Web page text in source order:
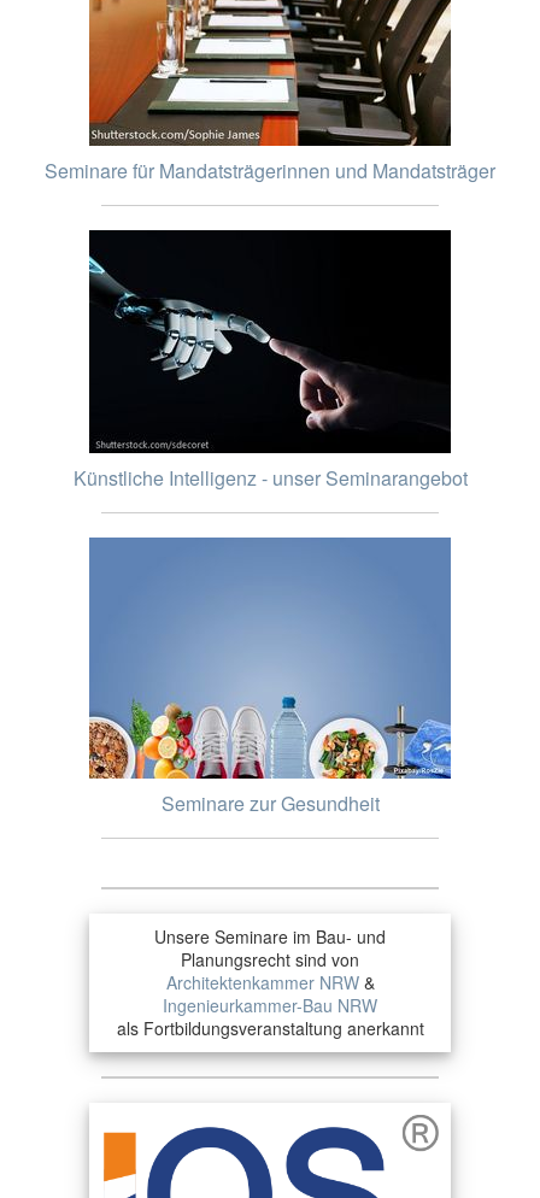
Seminare für Mandatsträgerinnen und Mandatsträger
Künstliche Intelligenz - unser Seminarangebot
Seminare zur Gesundheit
Unsere Seminare im Bau- und
Planungsrecht sind von
Architektenkammer NRW&
Ingenieurkammer-Bau NRW
als Fortbildungsveranstaltung anerkannt